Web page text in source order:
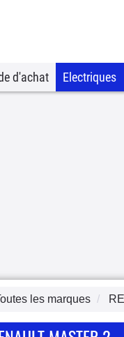
d'achat Electriques
les marques